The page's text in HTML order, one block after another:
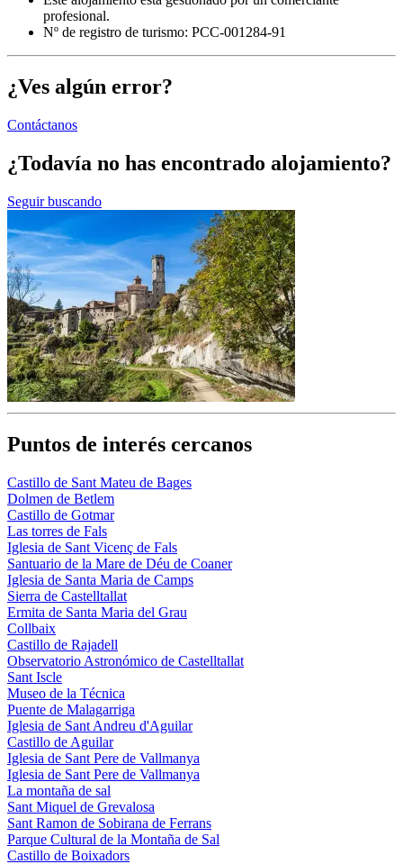
profesional.
Nº de registro de turismo: PCC-001284-91
¿Ves algún error?
Contáctanos
¿Todavía no has encontrado alojamiento?
Seguir buscando
Puntos de interés cercanos
Castillo de Sant Mateu de Bages
Dolmen de Betlem‎
Castillo de Gotmar
Las torres de Fals
Iglesia de Sant Vicenç de Fals
Santuario de la Mare de Déu de Coaner
Iglesia de Santa Maria de Camps
Sierra de Castelltallat
Ermita de Santa Maria del Grau
Collbaix
Castillo de Rajadell
Observatorio Astronómico de Castelltallat
Sant Iscle
Museo de la Técnica
Puente de Malagarriga
Iglesia de Sant Andreu d'Aguilar
Castillo de Aguilar
Iglesia de Sant Pere de Vallmanya
Iglesia de Sant Pere de Vallmanya
La montaña de sal
Sant Miquel de Grevalosa
Sant Ramon de Sobirana de Ferrans
Parque Cultural de la Montaña de Sal
Castillo de Boixadors